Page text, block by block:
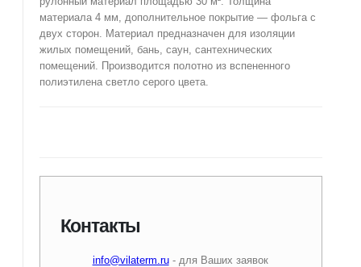
материала 4 мм, дополнительное покрытие — фольга с
двух сторон. Материал предназначен для изоляции
жилых помещений, бань, саун, сантехнических
помещений. Производится полотно из вспененного
полиэтилена светло серого цвета.
Контакты
info@vilaterm.ru- для Ваших заявок